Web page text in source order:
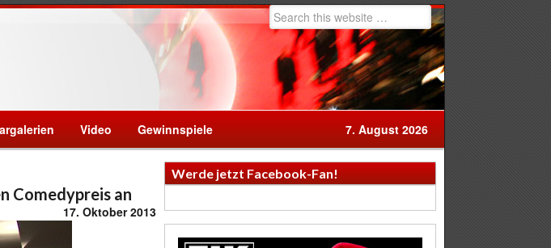
Video Gewinnspiele 7. August 2026
Comedypreis an
17. Oktober 2013
Werde jetzt Facebook-Fan!